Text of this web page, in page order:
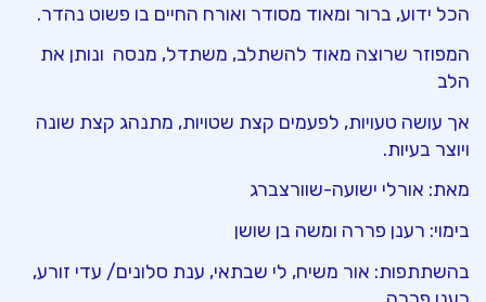
הכל ידוע, ברור ומאוד מסודר ואורח החיים בו פשוט נהדר.
המפוזר שרוצה מאוד להשתלב, משתדל, מנסה ונותן את
הלב
אך עושה טעויות, לפעמים קצת שטויות, מתנהג קצת שונה
ויוצר בעיות.
מאת: אורלי ישועה-שוורצברג
בימוי: רענן פררה ומשה בן שושן
בהשתתפות: אור משיח, לי שבתאי, ענת סלונים/ עדי זורע,